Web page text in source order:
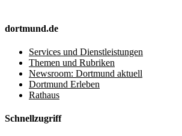
dortmund.de
Services und Dienstleistungen
Themen und Rubriken
Newsroom: Dortmund aktuell
Dortmund Erleben
Rathaus
Schnellzugriff